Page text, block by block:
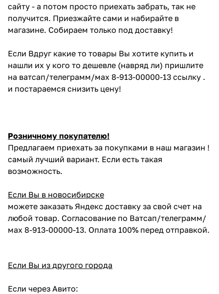
сайту - а потом просто приехать забрать, так не
получится. Приезжайте сами и набирайте в
магазине. Собираем только под доставку!
Если Вдруг какие то товары Вы хотите купить и
нашли их у кого то дешевле (навряд ли) пришлите
на ватсап/телеграмм/мах 8-913-00000-13 ссылку .
и постараемся снизить цену!
Розничному покупателю!
Предлагаем приехать за покупками в наш магазин !
самый лучший вариант. Если есть такая
возможность.
Если Вы в новосибирске
можете заказать Яндекс доставку за свой счет на
любой товар. Согласование по Ватсап/телеграмм/
мах 8-913-00000-13. Оплата 100% перед отправкой.
Если Вы из другого города
Если через Авито: